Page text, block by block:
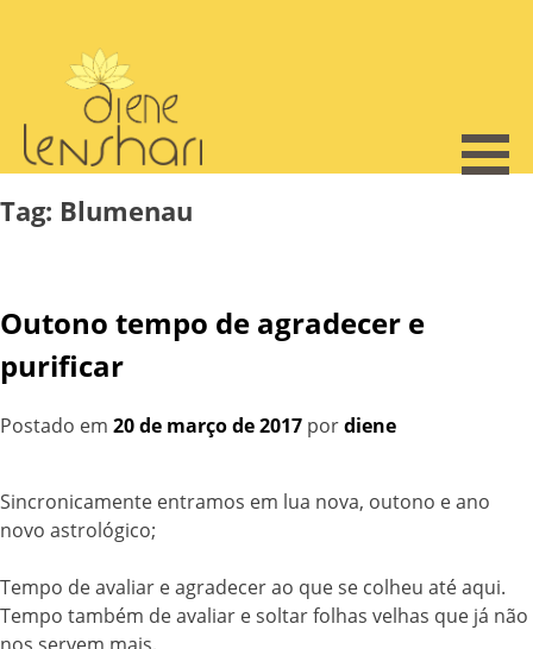
content
Tag: Blumenau
Outono tempo de agradecer e
purificar
Postado em 20 de março de 2017 pordiene
Sincronicamente entramos em lua nova, outono e ano
novo astrológico;
Tempo de avaliar e agradecer ao que se colheu até aqui.
Tempo também de avaliar e soltar folhas velhas que já não